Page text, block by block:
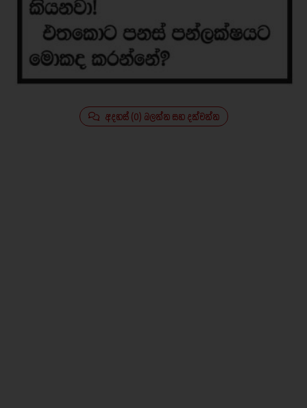
අදහස් (0) බලන්න සහ දක්වන්න